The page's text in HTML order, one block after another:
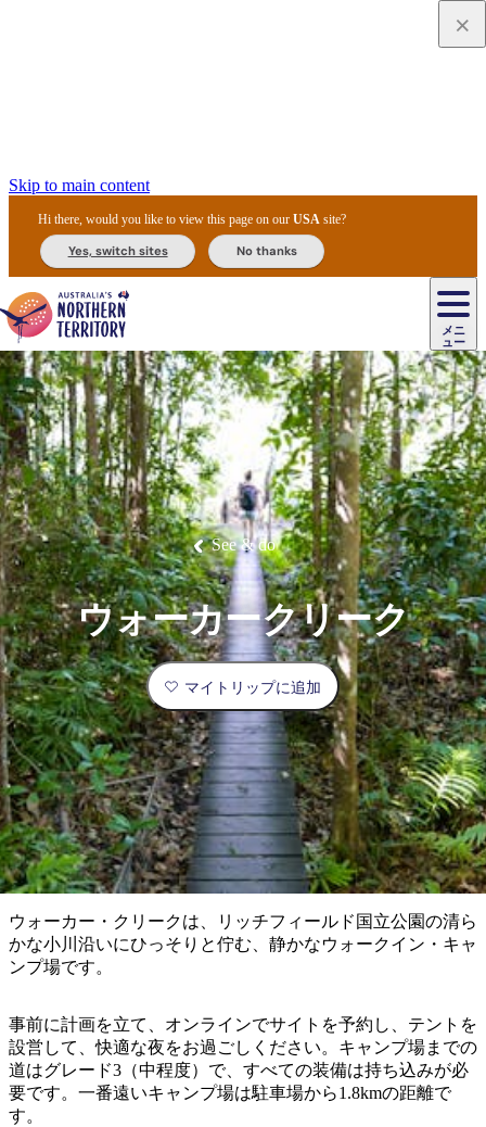
Skip to main content
Hi there, would you like to view this page on ourUSA site?
Yes, switch sites No thanks
メニ
ュー
メ
イ
ン
ナ
ビ
ゲ
ー
シ
ョ
ン
エ
リ
ア
最
も
人
気
が
高
い
場
所
ア
ウ
ト
バ
と
ア
ウ
ト
ア
ー
ズ
ロ
ッ
ク
ダ
ー
ウ
ィ
ン
リ
ス
ス
プ
リ
ン
グ
ズ
カ
カ
ド
ゥ
国
立
公
園
チ
フ
ィ
ー
ル
ド
国
立
公
園
ワ
タ
ル
カ
国
立
公
園
テ
ィ
ウ
ィ
諸
島
ニ
ト
ミ
ル
ク
国
立
公
園
ル
ル
/
デ
ビ
ル
ズ・
マ
ー
ブ
ル
ズ
保
護
区
ジ
ジ
ャ/
ウ
ェ
ス
ト
マ
ク
ド
ネ
ル
国
立
公
園
ア
ク
テ
ィ
ビ
体
験
旅
行
タ
イ
プ
現
し
た
い
住
民
文
化
体
験
ド
＆
ド
リ
ン
ク
ィ
バ
ル
と
イ
ベ
ン
ト
ア・
ア
ク
テ
ィ
ビ
テ
ィ
自
然
と
野
生
生
物
歴
史
と
伝
統
釣
り
ラ
グ
ジ
ュ
ア
リ
ー
な
体
験
キ
ャ
ン
ピ
ン
グ
&
グ
ラ
ン
ピ
ン
グ
旅
の
コ
ツ
計
画
と
予
約
実
用
的
な
情
計
画
宿
泊
施
設
ド
同
行
ツ
ア
ー
通
機
関
＆
レ
ン
タ
ル
プ
ラ
ン
＆
オ
フ
ァ
ー
See & do
ウォーカークリーク
マイトリップに追加
ウォーカー・クリークは、リッチフィールド国立公園の清ら
かな小川沿いにひっそりと佇む、静かなウォークイン・キャ
ンプ場です。
事前に計画を立て、オンラインでサイトを予約し、テントを
設営して、快適な夜をお過ごしください。キャンプ場までの
道はグレード3（中程度）で、すべての装備は持ち込みが必
要です。一番遠いキャンプ場は駐車場から1.8kmの距離で
す。